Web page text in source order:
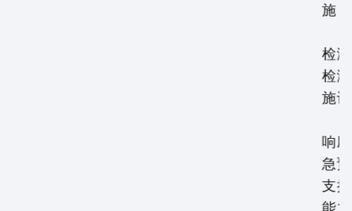
施
检
检
施
响
急
支
能